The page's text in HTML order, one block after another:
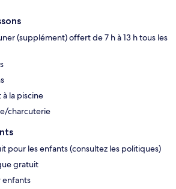
(supplément) offert de 7 h à 13 h tous les
la piscine
charcuterie
pour les enfants (consultez les politiques)
gratuit
enfants